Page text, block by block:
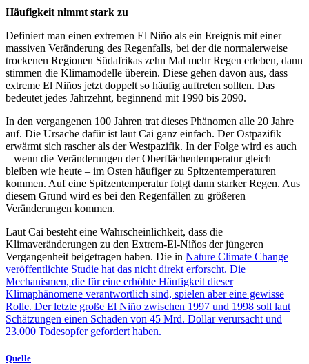
Häufigkeit nimmt stark zu
Definiert man einen extremen El Niño als ein Ereignis mit einer
massiven Veränderung des Regenfalls, bei der die normalerweise
trockenen Regionen Südafrikas zehn Mal mehr Regen erleben, dann
stimmen die Klimamodelle überein. Diese gehen davon aus, dass
extreme El Niños jetzt doppelt so häufig auftreten sollten. Das
bedeutet jedes Jahrzehnt, beginnend mit 1990 bis 2090.
In den vergangenen 100 Jahren trat dieses Phänomen alle 20 Jahre
auf. Die Ursache dafür ist laut Cai ganz einfach. Der Ostpazifik
erwärmt sich rascher als der Westpazifik. In der Folge wird es auch
– wenn die Veränderungen der Oberflächentemperatur gleich
bleiben wie heute – im Osten häufiger zu Spitzentemperaturen
kommen. Auf eine Spitzentemperatur folgt dann starker Regen. Aus
diesem Grund wird es bei den Regenfällen zu größeren
Veränderungen kommen.
Laut Cai besteht eine Wahrscheinlichkeit, dass die
Klimaveränderungen zu den Extrem-El-Niños der jüngeren
Vergangenheit beigetragen haben. Die in Nature Climate Change
veröffentlichte Studie hat das nicht direkt erforscht. Die
Mechanismen, die für eine erhöhte Häufigkeit dieser
Klimaphänomene verantwortlich sind, spielen aber eine gewisse
Rolle. Der letzte große El Niño zwischen 1997 und 1998 soll laut
Schätzungen einen Schaden von 45 Mrd. Dollar verursacht und
23.000 Todesopfer gefordert haben.
Quelle